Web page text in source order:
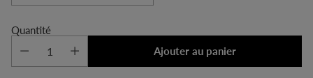
Quantité
Ajouter au panier